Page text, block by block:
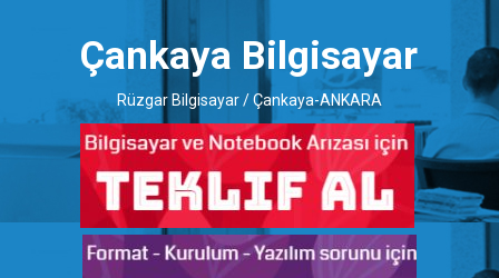
Çankaya Bilgisayar
Rüzgar Bilgisayar / Çankaya-ANKARA